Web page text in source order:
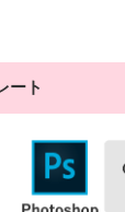
ート